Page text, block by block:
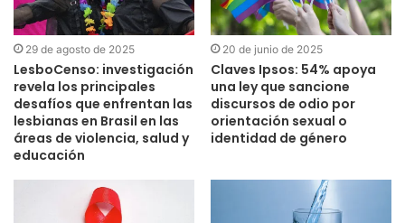
29 de agosto de 2025
LesboCenso: investigación
revela los principales
desafíos que enfrentan las
lesbianas en Brasil en las
áreas de violencia, salud y
educación
20 de junio de 2025
Claves Ipsos: 54% apoya
una ley que sancione
discursos de odio por
orientación sexual o
identidad de género